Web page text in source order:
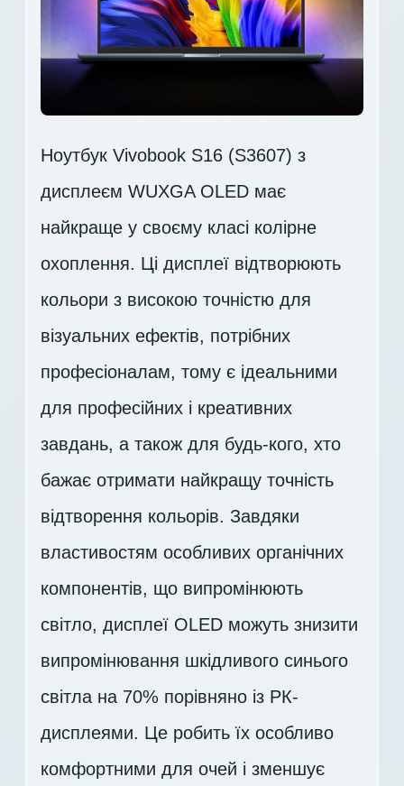
Ноутбук Vivobook S16 (S3607) з
дисплеєм WUXGA OLED має
найкраще у своєму класі колірне
охоплення. Ці дисплеї відтворюють
кольори з високою точністю для
візуальних ефектів, потрібних
професіоналам, тому є ідеальними
для професійних і креативних
завдань, а також для будь-кого, хто
бажає отримати найкращу точність
відтворення кольорів. Завдяки
властивостям особливих органічних
компонентів, що випромінюють
світло, дисплеї OLED можуть знизити
випромінювання шкідливого синього
світла на 70% порівняно із РК-
дисплеями. Це робить їх особливо
комфортними для очей і зменшує